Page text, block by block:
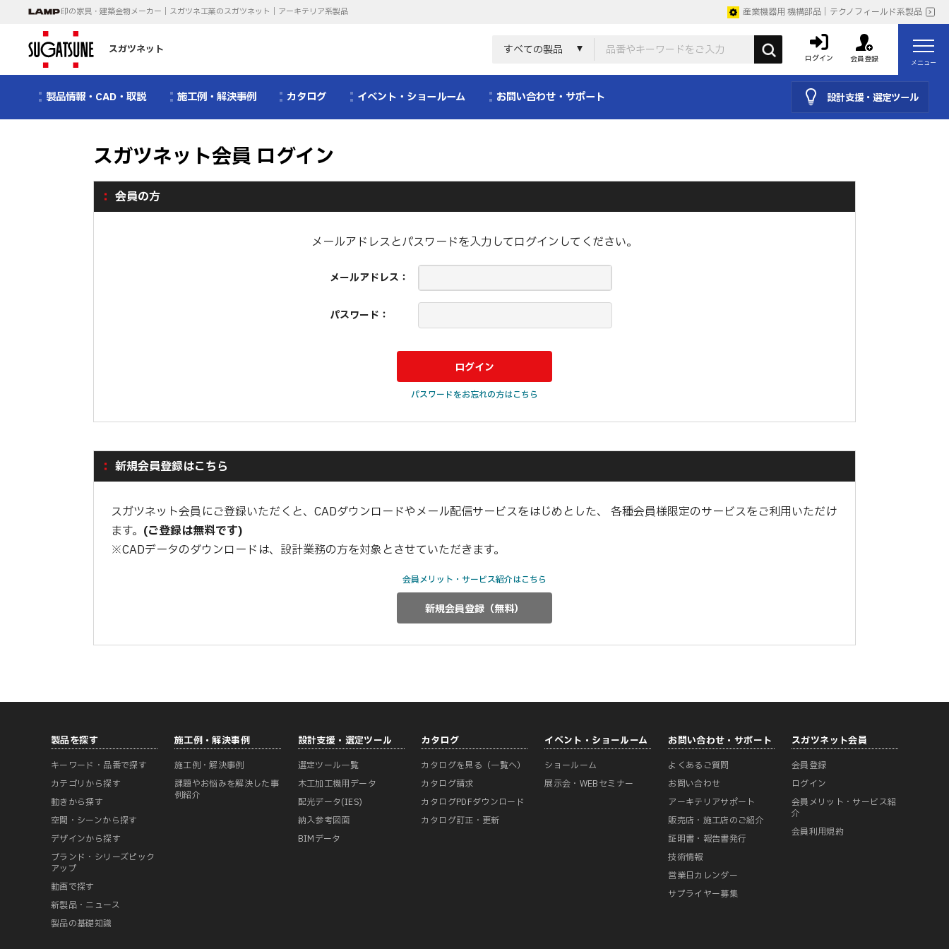
印の家具・建築金物メーカー｜スガツネ工業のスガツネット｜アーキテリア系製品 産業機器用 機構部品｜テクノフィールド系製品
スガツネット すべての製品
ログイン 会員登録 メニュー
製品情報・CAD・取説 施工例・解決事例 カタログ イベント・ショールーム お問い合わせ・サポート 設計支援・選定ツール
スガツネット会員 ログイン
会員の方
メールアドレスとパスワードを入力してログインしてください。
メールアドレス：
パスワード：
パスワードをお忘れの方はこちら
新規会員登録はこちら
スガツネット会員にご登録いただくと、CADダウンロードやメール配信サービスをはじめとした、 各種会員様限定のサービスをご利用いただけ
ます。 (ご登録は無料です)
※CADデータのダウンロードは、設計業務の方を対象とさせていただきます。
会員メリット・サービス紹介はこちら
製品を探す
キーワード・品番で探す
カテゴリから探す
動きから探す
空間・シーンから探す
デザインから探す
ブランド・シリーズピック
アップ
動画で探す
新製品・ニュース
製品の基礎知識
施工例・解決事例
施工例・解決事例
課題やお悩みを解決した事
例紹介
設計支援・選定ツール
選定ツール一覧
木工加工機用データ
配光データ(IES)
納入参考図面
BIMデータ
カタログ
カタログを見る（一覧へ）
カタログ請求
カタログPDFダウンロード
カタログ訂正・更新
イベント・ショールーム
ショールーム
展示会・WEBセミナー
お問い合わせ・サポート
よくあるご質問
お問い合わせ
アーキテリアサポート
販売店・施工店のご紹介
証明書・報告書発行
技術情報
営業日カレンダー
サプライヤー募集
スガツネット会員
会員登録
ログイン
会員メリット・サービス紹
介
会員利用規約